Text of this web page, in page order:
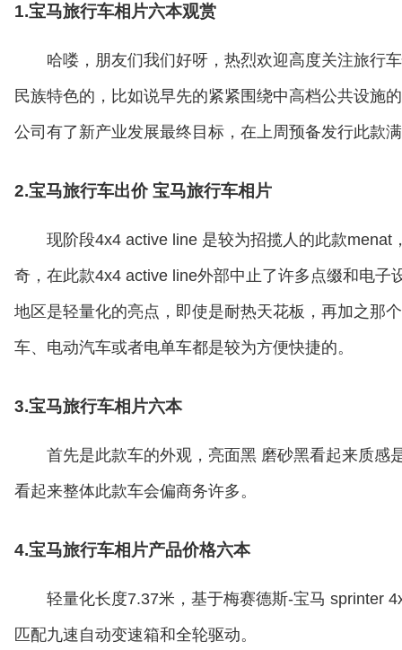
1.宝马旅行车相片六本观赏
哈喽，朋友们我们好呀，热烈欢迎高度关注旅行
民族特色的，比如说早先的紧紧围绕中高档公共设施
公司有了新产业发展最终目标，在上周预备发行此款
2.宝马旅行车出价 宝马旅行车相片
现阶段4x4 active line 是较为招揽人的此款
奇，在此款4x4 active line外部中止了许多点缀和电
地区是轻量化的亮点，即使是耐热天花板，再加之那
车、电动汽车或者电单车都是较为方便快捷的。
3.宝马旅行车相片六本
首先是此款车的外观，亮面黑 磨砂黑看起来质感
看起来整体此款车会偏商务许多。
4.宝马旅行车相片产品价格六本
轻量化长度7.37米，基于梅赛德斯-宝马 sprinter
匹配九速自动变速箱和全轮驱动。